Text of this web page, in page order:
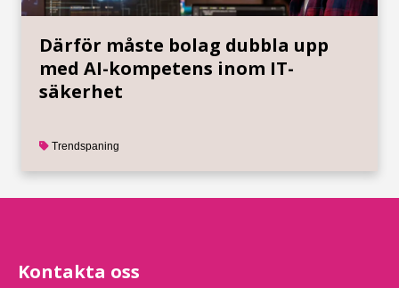
Därför måste bolag dubbla upp
med AI-kompetens inom IT-
säkerhet
Trendspaning
Kontakta oss